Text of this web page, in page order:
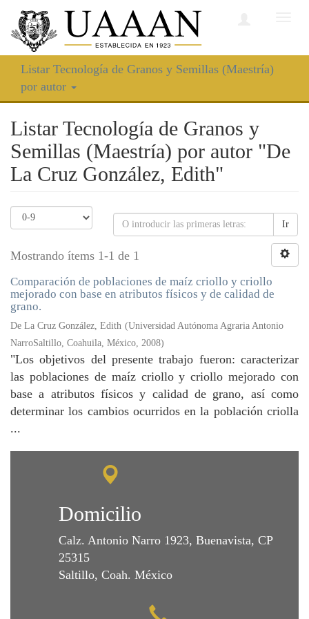
Listar Tecnología de Granos y Semillas (Maestría)
por autor
Listar Tecnología de Granos y
Semillas (Maestría) por autor "De
La Cruz González, Edith"
Ir
Mostrando ítems 1-1 de 1
Comparación de poblaciones de maíz criollo y criollo
mejorado con base en atributos físicos y de calidad de
grano.
De La Cruz González, Edith (Universidad Autónoma Agraria Antonio
NarroSaltillo, Coahuila, México, 2008)
"Los objetivos del presente trabajo fueron: caracterizar
las poblaciones de maíz criollo y criollo mejorado con
base a atributos físicos y calidad de grano, así como
determinar los cambios ocurridos en la población criolla
...
Domicilio
Calz. Antonio Narro 1923, Buenavista, CP
25315
Saltillo, Coah. México